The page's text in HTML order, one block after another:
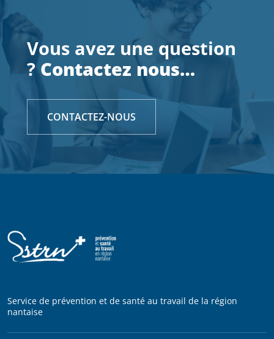
Vous avez une question
?Contactez nous…
CONTACTEZ-NOUS
Service de prévention et de santé au travail de la région
nantaise